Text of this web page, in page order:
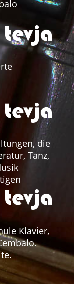
die
Tanz,
Klavier,